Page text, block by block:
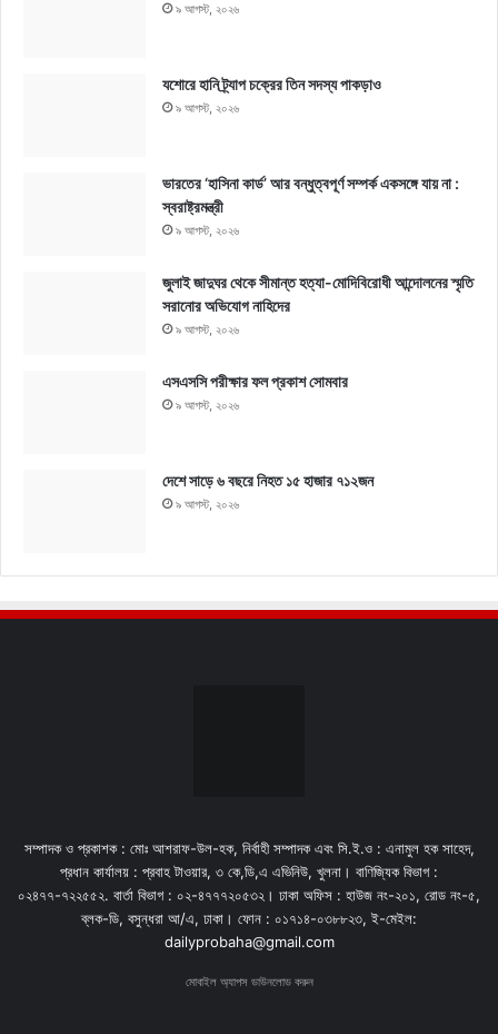
৯ আগস্ট, ২০২৬
যশোরে হানি ট্র্যাপ চক্রের তিন সদস্য পাকড়াও
৯ আগস্ট, ২০২৬
ভারতের ‘হাসিনা কার্ড’ আর বন্ধুত্বপূর্ণ সম্পর্ক একসঙ্গে যায় না :
স্বরাষ্ট্রমন্ত্রী
৯ আগস্ট, ২০২৬
জুলাই জাদুঘর থেকে সীমান্ত হত্যা-মোদিবিরোধী আন্দোলনের স্মৃতি
সরানোর অভিযোগ নাহিদের
৯ আগস্ট, ২০২৬
এসএসসি পরীক্ষার ফল প্রকাশ সোমবার
৯ আগস্ট, ২০২৬
দেশে সাড়ে ৬ বছরে নিহত ১৫ হাজার ৭১২জন
৯ আগস্ট, ২০২৬
সম্পাদক ও প্রকাশক : মোঃ আশরাফ-উল-হক, নির্বাহী সম্পাদক এবং সি.ই.ও : এনামুল হক সাহেদ,
প্রধান কার্যালয় : প্রবাহ টাওয়ার, ৩ কে,ডি,এ এভিনিউ, খুলনা। বাণিজ্যিক বিভাগ :
০২৪৭৭-৭২২৫৫২. বার্তা বিভাগ : ০২-৪৭৭৭২০৫৩২। ঢাকা অফিস : হাউজ নং-২০১, রোড নং-৫,
ব্লক-ডি, বসুন্ধরা আ/এ, ঢাকা। ফোন : ০১৭১৪-০৩৮৮২৩, ই-মেইল:
dailyprobaha@gmail.com
মোবাইল অ্যাপস ডাউনলোড করুন